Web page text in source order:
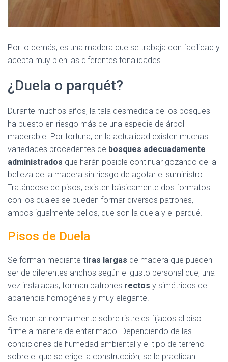
Por lo demás, es una madera que se trabaja con facilidad y
acepta muy bien las diferentes tonalidades.
¿Duela o parquét?
Durante muchos años, la tala desmedida de los bosques
ha puesto en riesgo más de una especie de árbol
maderable. Por fortuna, en la actualidad existen muchas
variedades procedentes de bosques adecuadamente
administrados que harán posible continuar gozando de la
belleza de la madera sin riesgo de agotar el suministro.
Tratándose de pisos, existen básicamente dos formatos
con los cuales se pueden formar diversos patrones,
ambos igualmente bellos, que son la duela y el parqué.
Pisos de Duela
Se forman mediante tiras largas de madera que pueden
ser de diferentes anchos según el gusto personal que, una
vez instaladas, forman patrones rectos y simétricos de
apariencia homogénea y muy elegante.
Se montan normalmente sobre ristreles fijados al piso
firme a manera de entarimado. Dependiendo de las
condiciones de humedad ambiental y el tipo de terreno
sobre el que se erige la construcción, se le practican